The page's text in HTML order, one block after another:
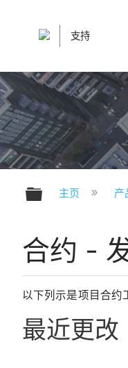
支持
扩展/隐
主页 产
合约 -
以下列示是项目合约
最近更改